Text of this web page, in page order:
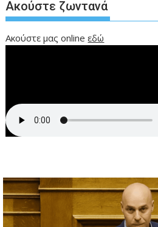
Ακούστε ζωντανά
Ακούστε μας onlineεδώ